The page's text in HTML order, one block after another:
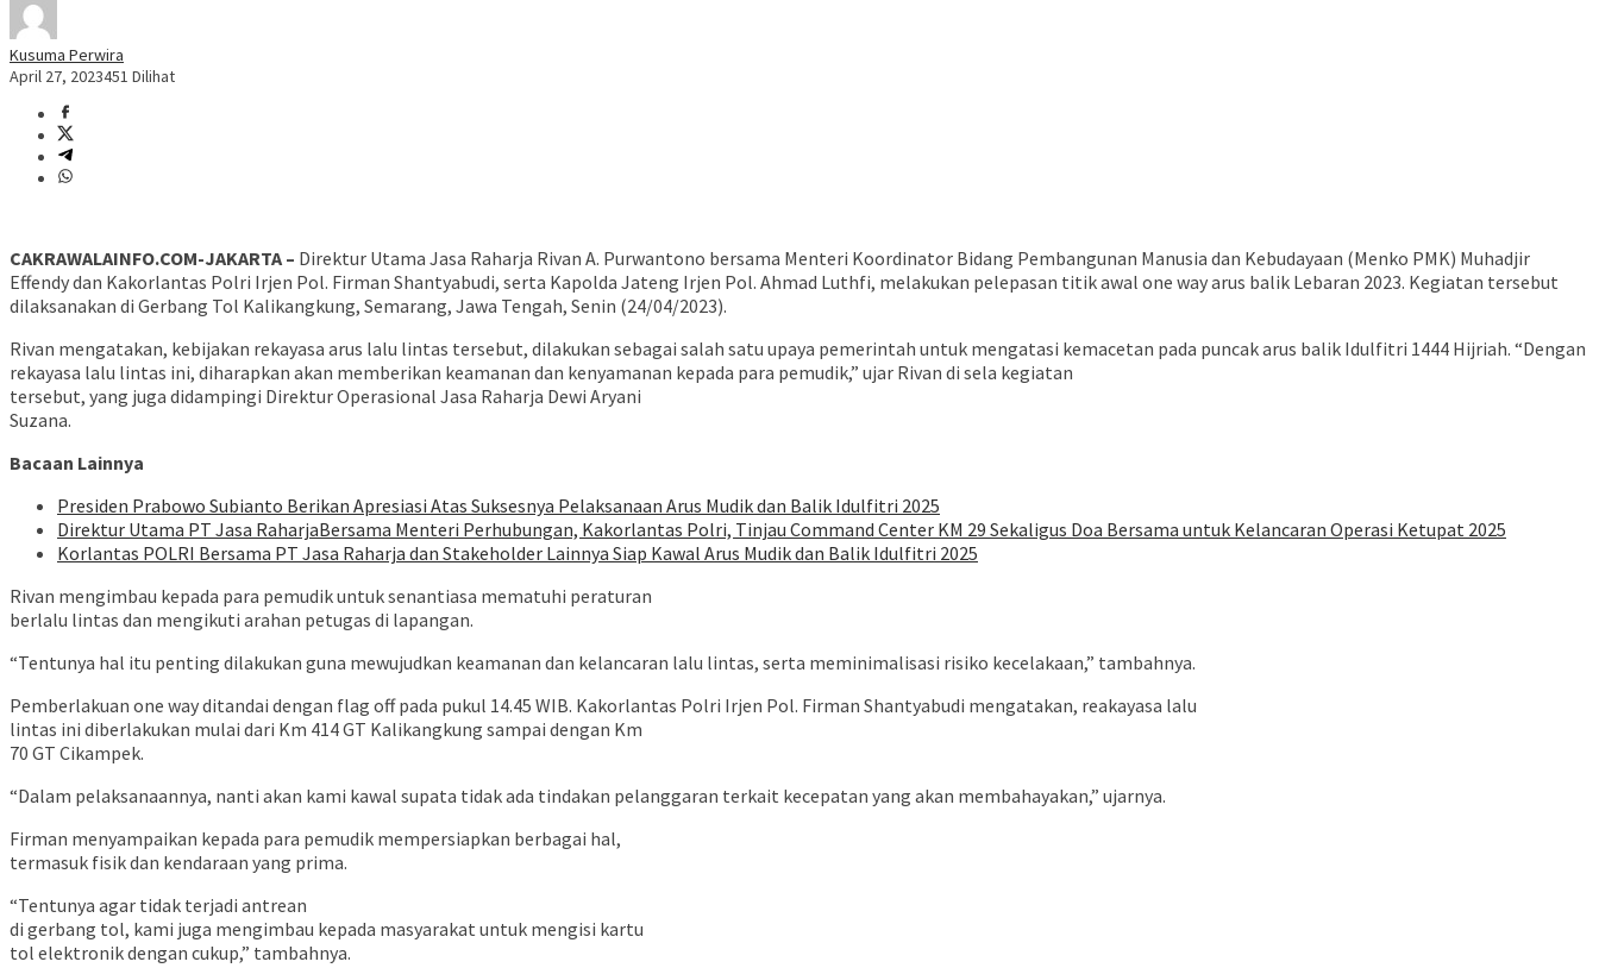
Kusuma Perwira
April 27, 2023451 Dilihat
CAKRAWALAINFO.COM-JAKARTA – Direktur Utama Jasa Raharja Rivan A. Purwantono bersama Menteri Koordinator Bidang Pembangunan Manusia dan Kebudayaan (Menko PMK) Muhadjir
Effendy dan Kakorlantas Polri Irjen Pol. Firman Shantyabudi, serta Kapolda Jateng Irjen Pol. Ahmad Luthfi, melakukan pelepasan titik awal one way arus balik Lebaran 2023. Kegiatan tersebut
dilaksanakan di Gerbang Tol Kalikangkung, Semarang, Jawa Tengah, Senin (24/04/2023).
Rivan mengatakan, kebijakan rekayasa arus lalu lintas tersebut, dilakukan sebagai salah satu upaya pemerintah untuk mengatasi kemacetan pada puncak arus balik Idulfitri 1444 Hijriah. “Dengan
rekayasa lalu lintas ini, diharapkan akan memberikan keamanan dan kenyamanan kepada para pemudik,” ujar Rivan di sela kegiatan
tersebut, yang juga didampingi Direktur Operasional Jasa Raharja Dewi Aryani
Suzana.
Bacaan Lainnya
Presiden Prabowo Subianto Berikan Apresiasi Atas Suksesnya Pelaksanaan Arus Mudik dan Balik Idulfitri 2025
Direktur Utama PT Jasa RaharjaBersama Menteri Perhubungan, Kakorlantas Polri, Tinjau Command Center KM 29 Sekaligus Doa Bersama untuk Kelancaran Operasi Ketupat 2025
Korlantas POLRI Bersama PT Jasa Raharja dan Stakeholder Lainnya Siap Kawal Arus Mudik dan Balik Idulfitri 2025
Rivan mengimbau kepada para pemudik untuk senantiasa mematuhi peraturan
berlalu lintas dan mengikuti arahan petugas di lapangan.
“Tentunya hal itu penting dilakukan guna mewujudkan keamanan dan kelancaran lalu lintas, serta meminimalisasi risiko kecelakaan,” tambahnya.
Pemberlakuan one way ditandai dengan flag off pada pukul 14.45 WIB. Kakorlantas Polri Irjen Pol. Firman Shantyabudi mengatakan, reakayasa lalu
lintas ini diberlakukan mulai dari Km 414 GT Kalikangkung sampai dengan Km
70 GT Cikampek.
“Dalam pelaksanaannya, nanti akan kami kawal supata tidak ada tindakan pelanggaran terkait kecepatan yang akan membahayakan,” ujarnya.
Firman menyampaikan kepada para pemudik mempersiapkan berbagai hal,
termasuk fisik dan kendaraan yang prima.
“Tentunya agar tidak terjadi antrean
di gerbang tol, kami juga mengimbau kepada masyarakat untuk mengisi kartu
tol elektronik dengan cukup,” tambahnya.